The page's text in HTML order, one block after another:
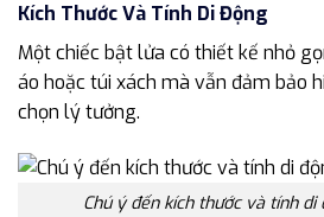
Kích Thước Và Tính Di Động
Một chiếc bật lửa có thiết kế nhỏ
áo hoặc túi xách mà vẫn đảm bảo
chọn lý tưởng.
Chú ý đến kích thước và tính di